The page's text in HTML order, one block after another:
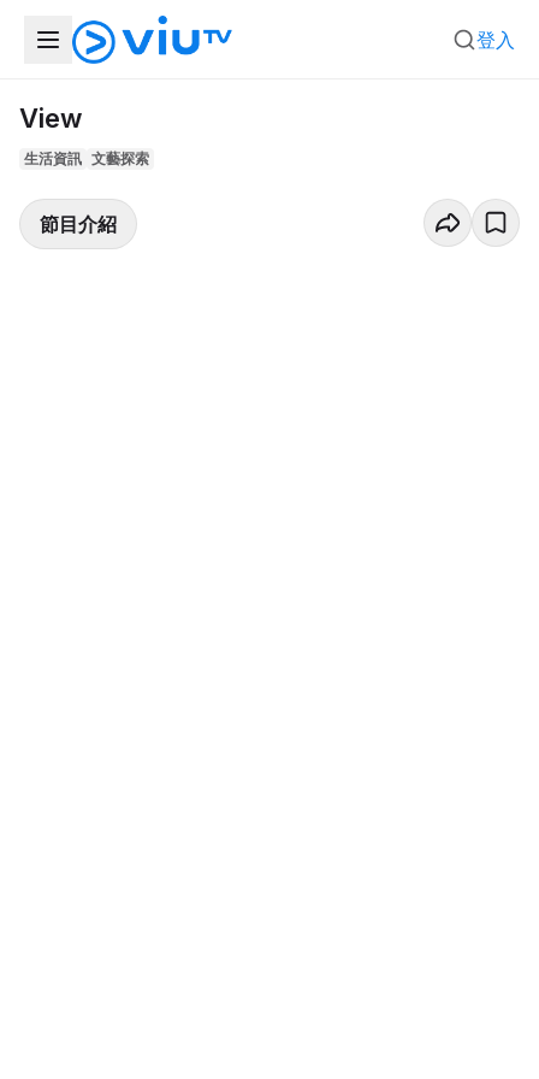
登入
View
生活資訊 文藝探索
節目介紹